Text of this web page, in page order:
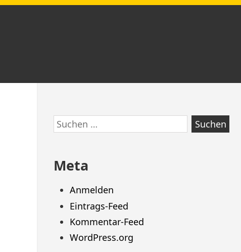
Zum
Footer
Suchen
nach:
Meta
Anmelden
Eintrags-Feed
Kommentar-Feed
WordPress.org